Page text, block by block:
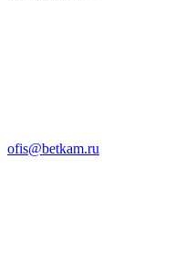
ofis@betkam.ru